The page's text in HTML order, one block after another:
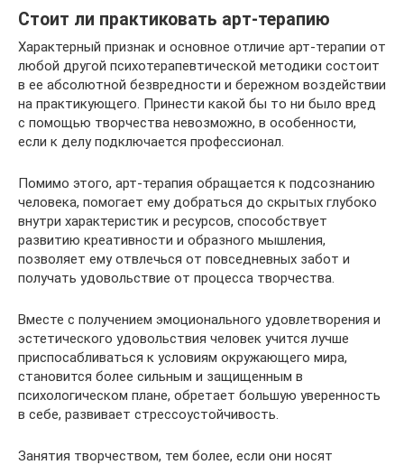
Стоит ли практиковать арт-терапию
Характерный признак и основное отличие арт-терапии от
любой другой психотерапевтической методики состоит
в ее абсолютной безвредности и бережном воздействии
на практикующего. Принести какой бы то ни было вред
с помощью творчества невозможно, в особенности,
если к делу подключается профессионал.
Помимо этого, арт-терапия обращается к подсознанию
человека, помогает ему добраться до скрытых глубоко
внутри характеристик и ресурсов, способствует
развитию креативности и образного мышления,
позволяет ему отвлечься от повседневных забот и
получать удовольствие от процесса творчества.
Вместе с получением эмоционального удовлетворения и
эстетического удовольствия человек учится лучше
приспосабливаться к условиям окружающего мира,
становится более сильным и защищенным в
психологическом плане, обретает большую уверенность
в себе, развивает стрессоустойчивость.
Занятия творчеством, тем более, если они носят